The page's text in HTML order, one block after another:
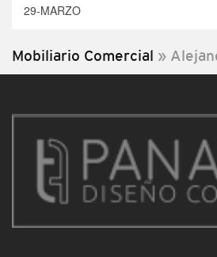
29-MARZO
Mobiliario Comercial »